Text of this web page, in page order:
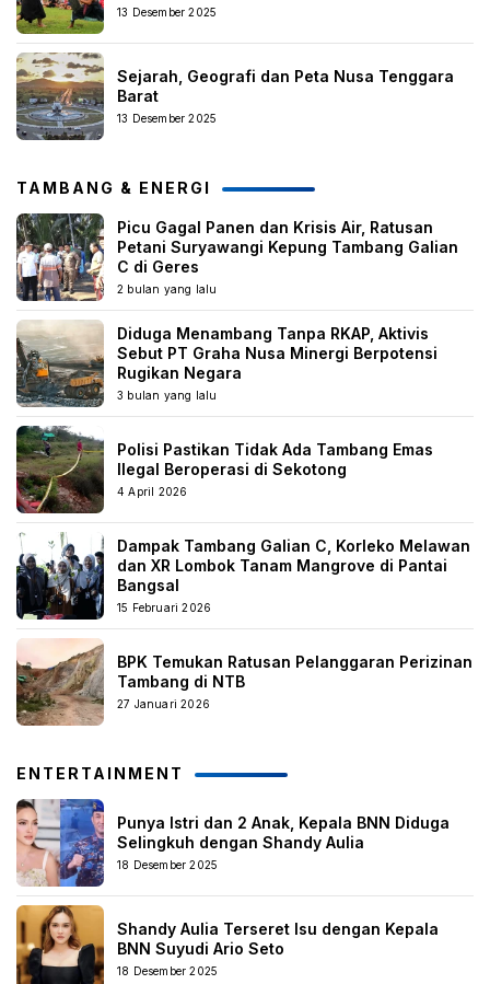
13 Desember 2025
Sejarah, Geografi dan Peta Nusa Tenggara
Barat
13 Desember 2025
TAMBANG & ENERGI
Picu Gagal Panen dan Krisis Air, Ratusan
Petani Suryawangi Kepung Tambang Galian
C di Geres
2 bulan yang lalu
Diduga Menambang Tanpa RKAP, Aktivis
Sebut PT Graha Nusa Minergi Berpotensi
Rugikan Negara
3 bulan yang lalu
Polisi Pastikan Tidak Ada Tambang Emas
Ilegal Beroperasi di Sekotong
4 April 2026
Dampak Tambang Galian C, Korleko Melawan
dan XR Lombok Tanam Mangrove di Pantai
Bangsal
15 Februari 2026
BPK Temukan Ratusan Pelanggaran Perizinan
Tambang di NTB
27 Januari 2026
ENTERTAINMENT
Punya Istri dan 2 Anak, Kepala BNN Diduga
Selingkuh dengan Shandy Aulia
18 Desember 2025
Shandy Aulia Terseret Isu dengan Kepala
BNN Suyudi Ario Seto
18 Desember 2025